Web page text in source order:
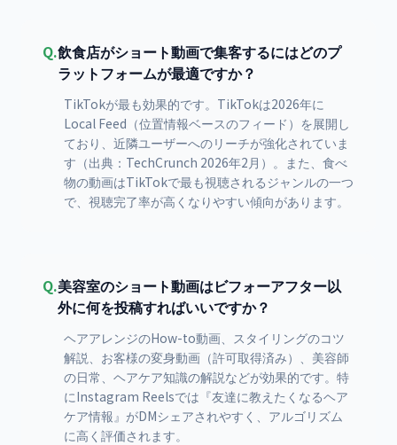
Q.飲食店がショート動画で集客するにはどのプ
ラットフォームが最適ですか？
TikTokが最も効果的です。TikTokは2026年に
Local Feed（位置情報ベースのフィード）を展開し
ており、近隣ユーザーへのリーチが強化されていま
す（出典：TechCrunch 2026年2月）。また、食べ
物の動画はTikTokで最も視聴されるジャンルの一つ
で、視聴完了率が高くなりやすい傾向があります。
Q.美容室のショート動画はビフォーアフター以
外に何を投稿すればいいですか？
ヘアアレンジのHow-to動画、スタイリングのコツ
解説、お客様の変身動画（許可取得済み）、美容師
の日常、ヘアケア知識の解説などが効果的です。特
にInstagram Reelsでは『友達に教えたくなるヘア
ケア情報』がDMシェアされやすく、アルゴリズム
に高く評価されます。